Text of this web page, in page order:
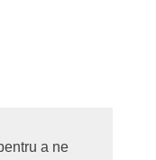
a ne